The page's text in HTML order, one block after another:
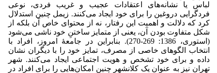
لباس یا نشانه‌های اعتقادات عجیب و غریب فردی، نوعی
فردگرایی دروغین را برای خود ایجاد می‌کنند. زیمل چنین استدلال
کرد که دلالت و اهمیت این رفتار، نه از محتوای خاص آن بلکه از
شکل متفاوت بودن آن، یعنی از متمایز ساختنِ خود ناشی می‌شود
(استوری، 1386: 269-270). بنابراین در جامعۀ امروز، افراد با
انتخاب الگوهای خاصی از مصرف، تمایز خود را با دیگران نشان
داده و برای خود تشخص و هویت اجتماعی ایجاد می‌کنند. شهر
تهران نیز به عنوان یک کلانشهر چنین امکان‌هایی را برای افراد در